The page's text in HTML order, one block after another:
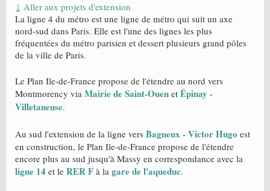
↓ Aller aux projets d'extension
La ligne 4 du métro est une ligne de métro qui suit un axe
nord-sud dans Paris. Elle est l'une des lignes les plus
fréquentées du métro parisien et dessert plusieurs grand pôles
de la ville de Paris.
Le Plan Ile-de-France propose de l'étendre au nord vers
Montmorency via Mairie de Saint-Ouen et Épinay -
Villetaneuse.
Au sud l'extension de la ligne vers Bagneux - Victor Hugo est
en construction, le Plan Ile-de-France propose de l'étendre
encore plus au sud jusqu'à Massy en correspondance avec la
ligne 14 et le RER F à la gare de l'aqueduc.